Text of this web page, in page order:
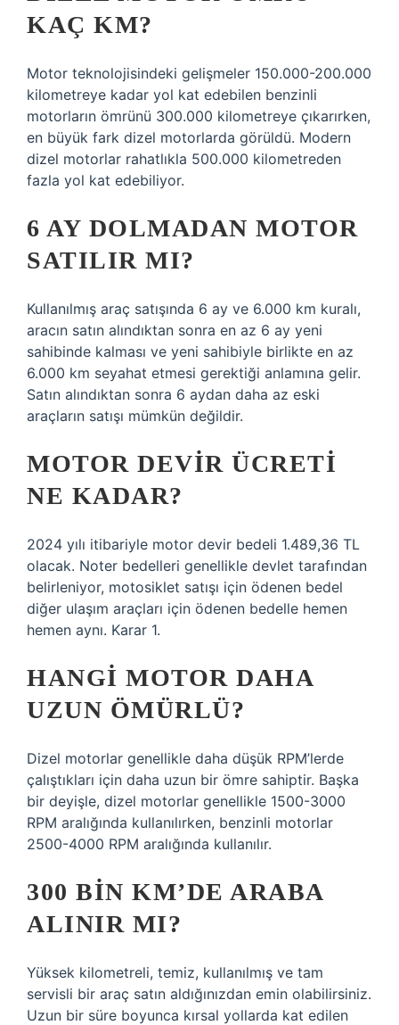
KAÇ KM?
Motor teknolojisindeki gelişmeler 150.000-200.000
kilometreye kadar yol kat edebilen benzinli
motorların ömrünü 300.000 kilometreye çıkarırken,
en büyük fark dizel motorlarda görüldü. Modern
dizel motorlar rahatlıkla 500.000 kilometreden
fazla yol kat edebiliyor.
6 AY DOLMADAN MOTOR
SATILIR MI?
Kullanılmış araç satışında 6 ay ve 6.000 km kuralı,
aracın satın alındıktan sonra en az 6 ay yeni
sahibinde kalması ve yeni sahibiyle birlikte en az
6.000 km seyahat etmesi gerektiği anlamına gelir.
Satın alındıktan sonra 6 aydan daha az eski
araçların satışı mümkün değildir.
MOTOR DEVIR ÜCRETI
NE KADAR?
2024 yılı itibariyle motor devir bedeli 1.489,36 TL
olacak. Noter bedelleri genellikle devlet tarafından
belirleniyor, motosiklet satışı için ödenen bedel
diğer ulaşım araçları için ödenen bedelle hemen
hemen aynı. Karar 1.
HANGI MOTOR DAHA
UZUN ÖMÜRLÜ?
Dizel motorlar genellikle daha düşük RPM’lerde
çalıştıkları için daha uzun bir ömre sahiptir. Başka
bir deyişle, dizel motorlar genellikle 1500-3000
RPM aralığında kullanılırken, benzinli motorlar
2500-4000 RPM aralığında kullanılır.
300 BIN KM’DE ARABA
ALINIR MI?
Yüksek kilometreli, temiz, kullanılmış ve tam
servisli bir araç satın aldığınızdan emin olabilirsiniz.
Uzun bir süre boyunca kırsal yollarda kat edilen